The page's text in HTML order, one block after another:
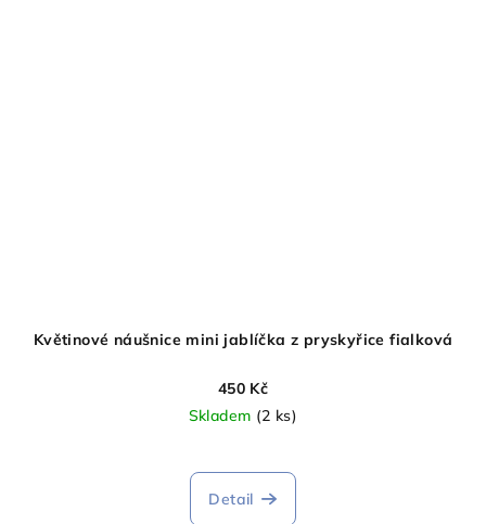
Květinové náušnice mini jablíčka z pryskyřice fialková
450 Kč
Skladem (2 ks)
Detail